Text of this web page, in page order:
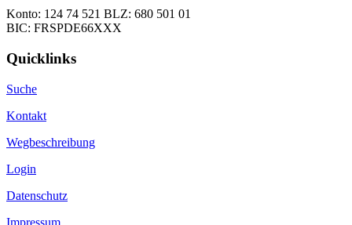
Konto: 124 74 521 BLZ: 680 501 01
BIC: FRSPDE66XXX
Quicklinks
Suche
Kontakt
Wegbeschreibung
Login
Datenschutz
Impressum